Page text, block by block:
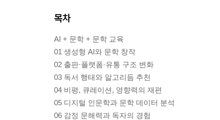
목차
AI + 문학 + 문학 교육
01 생성형 AI와 문학 창작
02 출판·플랫폼·유통 구조 변화
03 독서 행태와 알고리듬 추천
04 비평, 큐레이션, 영향력의 재편
05 디지털 인문학과 문학 데이터 분석
06 감정 문해력과 독자의 경험